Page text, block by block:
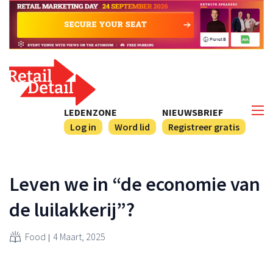
NIEUWSBRIEF
Registreer gratis
LEDENZONE
Log in
Word lid
Leven we in “de economie van
de luilakkerij”?
Food 4 Maart, 2025